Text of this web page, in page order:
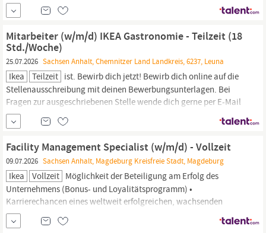
an uns: bewerberservice@
dass wir dich bevorzugt berücksichtigen, wenn du
schwerbehindert oder gleichgestellt bist und die
Mitarbeiter (w/m/d) IKEA Gastronomie - Teilzeit (18
Std./Woche)
25.07.2026 Sachsen Anhalt, Chemnitzer Land Landkreis, 6237, Leuna
Ikea Teilzeit ist. Bewirb dich jetzt! Bewirb dich online auf die
Stellenausschreibung mit deinen Bewerbungsunterlagen. Bei
Fragen zur ausgeschriebenen Stelle wende dich gerne per E-Mail
an uns: bewerberservice@
dass wir dich bevorzugt berücksichtigen, wenn du
schwerbehindert oder gleichgestellt bist und die
Facility Management Specialist (w/m/d) - Vollzeit
09.07.2026 Sachsen Anhalt, Magdeburg Kreisfreie Stadt, Magdeburg
Ikea Vollzeit Möglichkeit der Beteiligung am Erfolg des
Unternehmens (Bonus- und Loyalitätsprogramm) •
Karrierechancen eines weltweit erfolgreichen, wachsenden
Unternehmens: IKEA
Entwicklungsmöglichkeiten Diese Stelle ist zum nächstmöglichen